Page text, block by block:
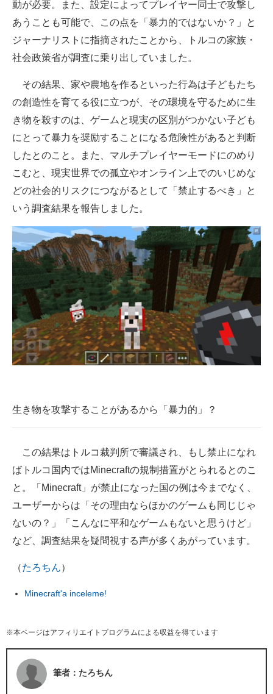
動が必要。また、設定によってプレイヤー同士で攻撃し
あうことも可能で、この点を「暴力的ではないか？」と
ジャーナリストに指摘されたことから、トルコの家族・
社会政策省が調査に乗り出していました。
その結果、家や農地を作るといった行為は子どもたち
の創造性を育てる役に立つが、その環境を守るために生
き物を殺すのは、ゲームと現実の区別がつかない子ども
にとって暴力を奨励することになる危険性があると判断
したとのこと。また、マルチプレイヤーモードにのめり
こむと、現実世界での孤立やオンライン上でのいじめな
どの社会的リスクにつながるとして「禁止するべき」と
いう調査結果を報告しました。
生き物を攻撃することがあるから「暴力的」？
この結果はトルコ裁判所で審議され、もし禁止になれ
ばトルコ国内ではMinecraftの規制措置がとられるとのこ
と。「Minecraft」が禁止になった国の例は今までなく、
ユーザーからは「その理由ならほかのゲームも同じじゃ
ないの？」「こんなに平和なゲームもないと思うけど」
など、調査結果を疑問視する声が多くあがっています。
（たろちん）
Minecraft'a inceleme!
※本ページはアフィリエイトプログラムによる収益を得ています
筆者：たろちん